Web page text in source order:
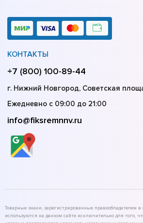
КОНТАКТЫ
+7 (800) 100-89-44
г. Нижний Новгород, Советская
Ежедневно с 09:00 до 21:00
info@fiksremnnv.ru
Товарные знаки, зарегистрированные правообладателем в
используются на данном сайте исключительно для того,